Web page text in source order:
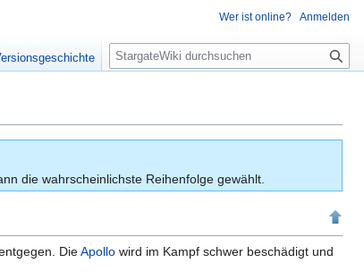
die wahrscheinlichste Reihenfolge gewählt.
DieApollo wird im Kampf schwer beschädigt und
Wer ist online? Anmelden
S
u
e